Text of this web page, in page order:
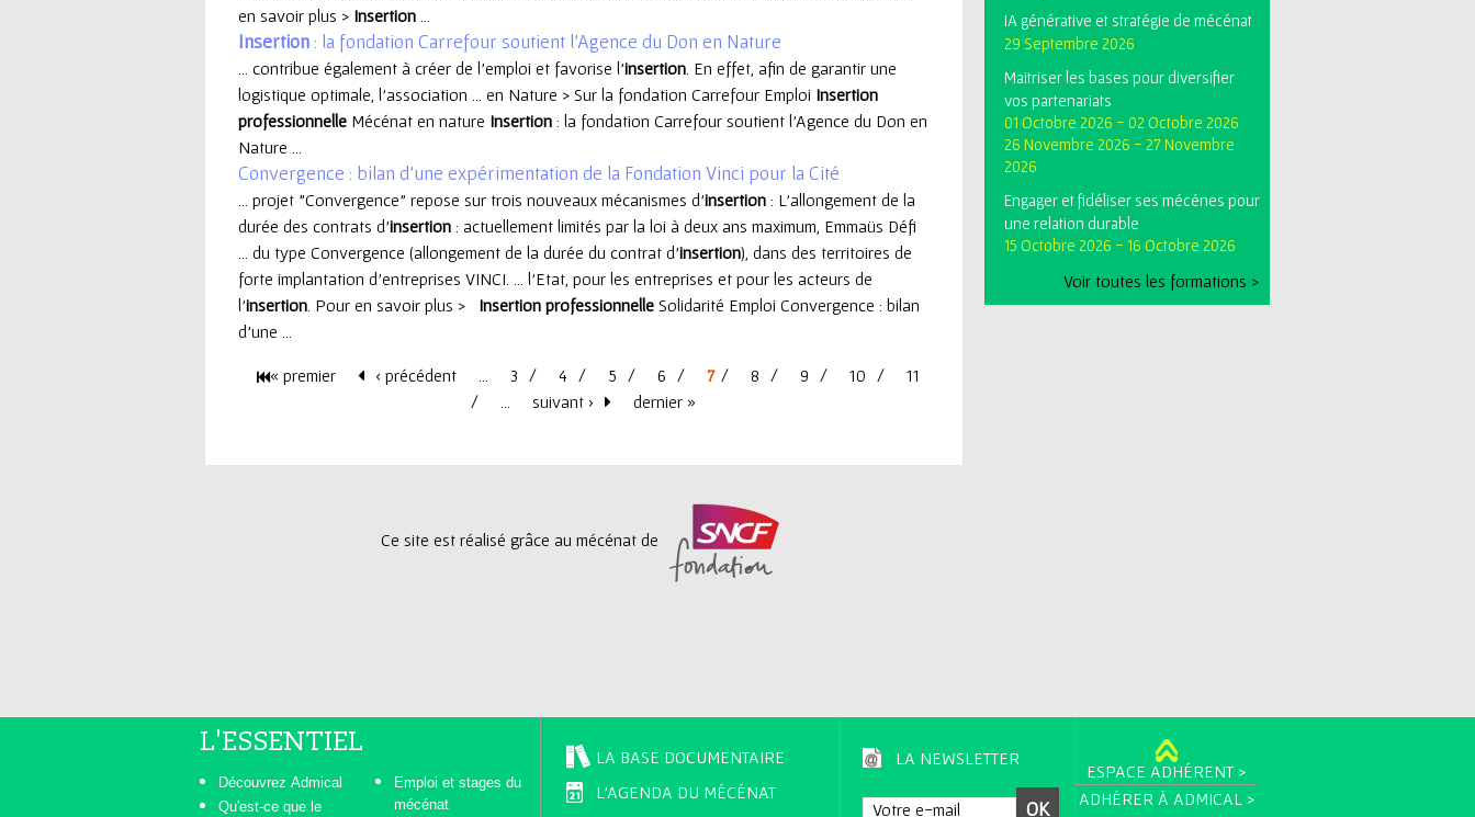
en savoir plus > Insertion
Insertion: la fondation Carrefour soutient l'Agence du Don en Nature
... contribue également à créer de l’emploi et favorise l’insertion . En effet, afin de garantir une
logistique optimale, l’association ... en Nature > Sur la fondation Carrefour Emploi Insertion
professionnelle Mécénat en nature Insertion : la fondation Carrefour soutient l'Agence du Don en
Nature ...
Convergence : bilan d'une expérimentation de la Fondation Vinci pour la Cité
... projet "Convergence" repose sur trois nouveaux mécanismes d'insertion : L’allongement de la
durée des contrats d’insertion : actuellement limités par la loi à deux ans maximum, Emmaüs Défi
... du type Convergence (allongement de la durée du contrat d’insertion), dans des territoires de
forte implantation d’entreprises VINCI. ... l’Etat, pour les entreprises et pour les acteurs de
l’insertion . Pour en savoir plus > Insertion professionnelle Solidarité Emploi Convergence : bilan
d'une ...
« premier ‹ précédent 3 4 5 6 7 8 9 10
11
suivant › dernier »
Ce site est réalisé grâce au mécénat de
IA générative et stratégie de mécénat
29 Septembre 2026
Maitriser les bases pour diversifier
vos partenariats
01 Octobre 2026 - 02 Octobre 2026
26 Novembre 2026 - 27 Novembre
2026
Engager et fidéliser ses mécénes pour
une relation durable
15 Octobre 2026 - 16 Octobre 2026
Voir toutes les formations >
L'ESSENTIEL
Découvrez Admical
Qu'est-ce que le
Emploi et stages du
mécénat
LA BASE DOCUMENTAIRE
L'AGENDA DU MÉCÉNAT
LA NEWSLETTER
ESPACE ADHÉRENT >
ADHÉRER À ADMICAL >